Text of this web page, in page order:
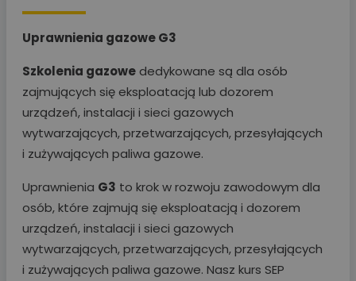
Uprawnienia gazowe G3
Szkolenia gazowededykowane są dla osób
zajmujących się eksploatacją lub dozorem
urządzeń, instalacji i sieci gazowych
wytwarzających, przetwarzających, przesyłających
i zużywających paliwa gazowe.
Uprawnienia G3 to krok w rozwoju zawodowym dla
osób, które zajmują się eksploatacją i dozorem
urządzeń, instalacji i sieci gazowych
wytwarzających, przetwarzających, przesyłających
i zużywających paliwa gazowe. Nasz kurs SEP